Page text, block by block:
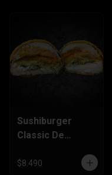
Sushiburger
Classic De
$8.490